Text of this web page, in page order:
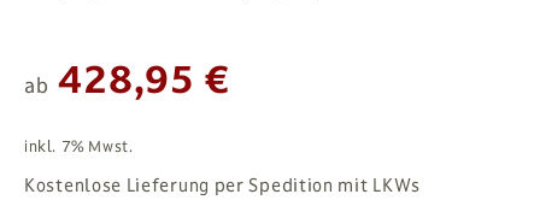
ab 428,95 €
inkl. 7% Mwst.
Kostenlose Lieferung per Spedition mit LKWs